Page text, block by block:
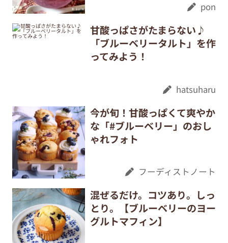
pon
甘酸っぱさがたまらない♪
「ブルーベリータルト」を作
ってみよう！
hatsuharu
今が旬！甘酸っぱくて爽やか
な「#ブルーベリー」のおし
ゃれフォト
フーディストノート
混ぜるだけ。コツあり。しっ
とり。【ブルーベリーのヨー
グルトマフィン】